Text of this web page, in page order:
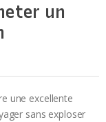
un
une excellente
sans exploser